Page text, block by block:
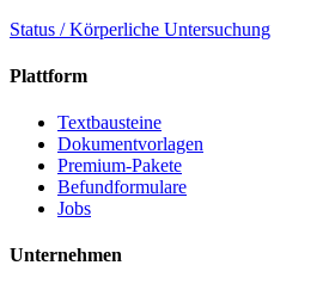
Status / Körperliche Untersuchung
Plattform
Textbausteine
Dokumentvorlagen
Premium-Pakete
Befundformulare
Jobs
Unternehmen